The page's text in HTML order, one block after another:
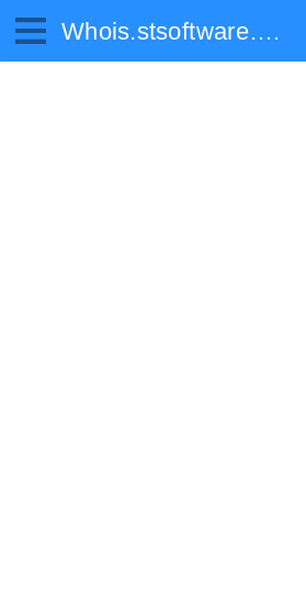
Whois.stsoftware.biz